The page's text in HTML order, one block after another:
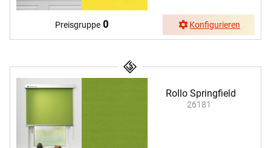
Preisgruppe 0 Konfigurieren
Rollo Springfield
26181